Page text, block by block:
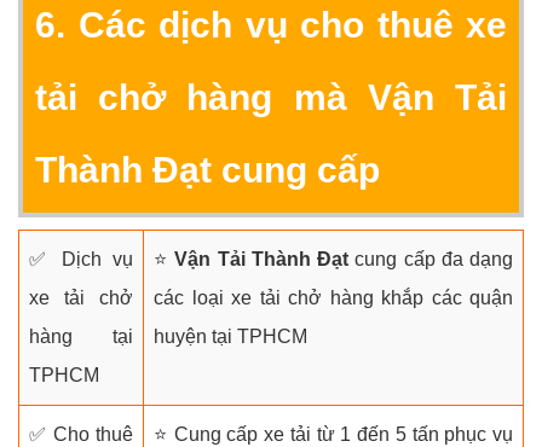
6. Các dịch vụ cho thuê xe
tải chở hàng mà Vận Tải
Thành Đạt cung cấp
✅ Dịch vụ
xe tải chở
hàng tại
TPHCM
⭐Vận Tải Thành Đạt cung cấp đa dạng
các loại xe tải chở hàng khắp các quận
huyện tại TPHCM
✅ Cho thuê ⭐ Cung cấp xe tải từ 1 đến 5 tấn phục vụ